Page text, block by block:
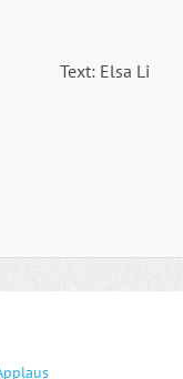
Text: Elsa Li